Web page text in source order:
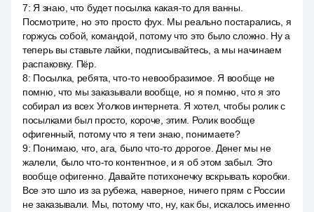
7: Я знаю, что будет посылка какая-то для ванны.
Посмотрите, но это просто фух. Мы реально постарались, я
горжусь собой, командой, потому что это было сложно. Ну а
теперь вы ставьте лайки, подписывайтесь, а мы начинаем
распаковку. Пёр.
8: Посылка, ребята, что-то невообразимое. Я вообще не
помню, что мы заказывали вообще, но я помню, что я это
собирал из всех Уголков интернета. Я хотел, чтобы ролик с
посылками был просто, короче, этим. Ролик вообще
офигенный, потому что я теги знаю, понимаете?
9: Понимаю, что, ага, было что-то дорогое. Денег мы не
жалели, было что-то контентное, и я об этом забыл. Это
вообще офигенно. Давайте потихонечку вскрывать коробки.
Все это шло из за рубежа, наверное, ничего прям с России
не заказывали. Мы, потому что, ну, как бы, искалось именно